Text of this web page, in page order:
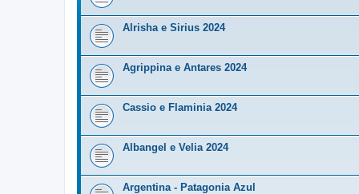
Alrisha e Sirius 2024
Agrippina e Antares 2024
Cassio e Flaminia 2024
Albangel e Velia 2024
Argentina - Patagonia Azul